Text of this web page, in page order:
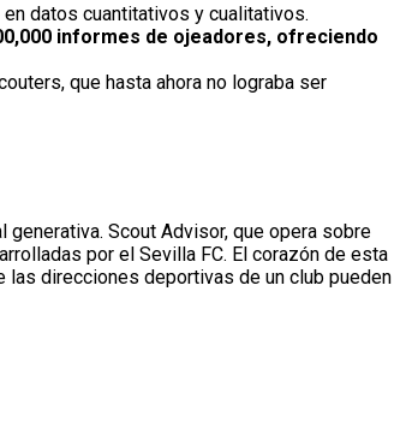
datos cuantitativos y cualitativos.
informes de ojeadores, ofreciendo
que hasta ahora no lograba ser
generativa. Scout Advisor, que opera sobre
por el Sevilla FC. El corazón de esta
las direcciones deportivas de un club pueden